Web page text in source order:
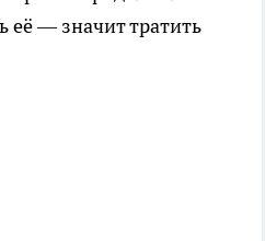
её — значит тратить